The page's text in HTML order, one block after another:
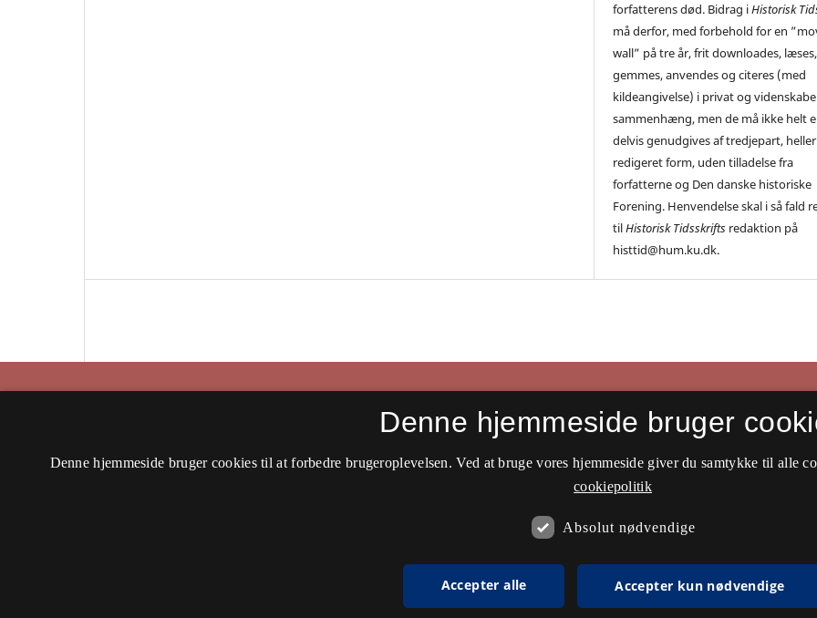
forfatterens død. Bidrag iHistorisk
må derfor, med forbehold for en
wall” på tre år, frit downloades, læses,
gemmes, anvendes og citeres (med
kildeangivelse) i privat og
sammenhæng, men de må ikke helt
delvis genudgives af tredjepart,
redigeret form, uden tilladelse fra
forfatterne og Den danske historiske
Forening. Henvendelse skal i så fald
tilHistorisk Tidsskrifts redaktion på
histtid@hum.ku.dk.
ISSN 2597-0666 (Online)
Denne hjemmeside bruger
Denne hjemmeside bruger cookies til at forbedre brugeroplevelsen. Ved at bruge vores hjemmeside giver du samtykke til alle
cookiepolitik
Absolut nødvendige
Accepter alle Accepter kun nødvendige